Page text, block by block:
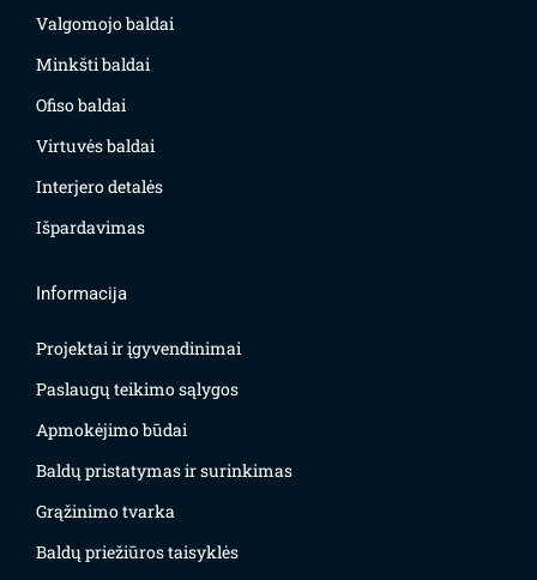
Valgomojo baldai
Minkšti baldai
Ofiso baldai
Virtuvės baldai
Interjero detalės
Išpardavimas
Informacija
Projektai ir įgyvendinimai
Paslaugų teikimo sąlygos
Apmokėjimo būdai
Baldų pristatymas ir surinkimas
Grąžinimo tvarka
Baldų priežiūros taisyklės